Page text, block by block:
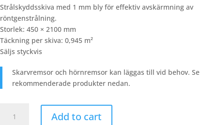
Strålskyddsskiva med 1 mm bly för effektiv avskärmning av
röntgenstrålning.
Storlek: 450 × 2100 mm
Täckning per skiva: 0,945 m²
Säljs styckvis
Skarvremsor och hörnremsor kan läggas till vid behov. Se
rekommenderade produkter nedan.
StrålskyddsskivaAdd to cart